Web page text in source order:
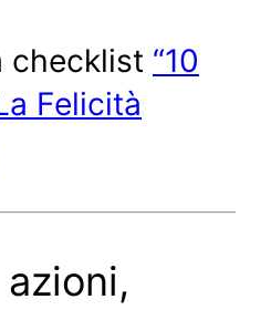
checklist “10
Felicità